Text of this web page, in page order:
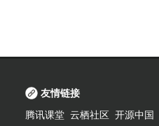
友情链接
腾讯课堂 云栖社区 开源中国